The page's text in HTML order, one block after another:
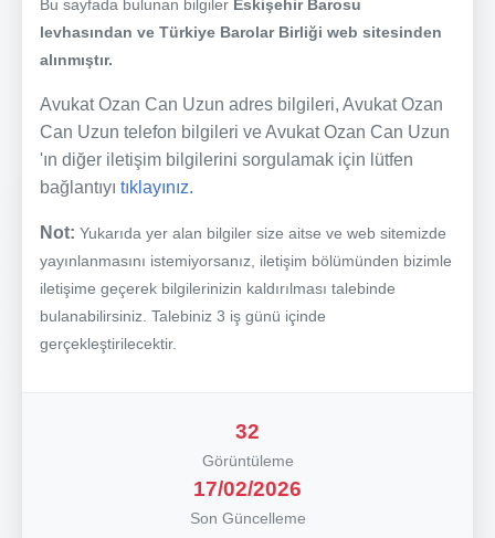
Bu sayfada bulunan bilgiler Eskişehir Barosu
levhasından ve Türkiye Barolar Birliği web sitesinden
alınmıştır.
Avukat Ozan Can Uzun adres bilgileri, Avukat Ozan
Can Uzun telefon bilgileri ve Avukat Ozan Can Uzun
'ın diğer iletişim bilgilerini sorgulamak için lütfen
bağlantıyı tıklayınız.
Not: Yukarıda yer alan bilgiler size aitse ve web sitemizde
yayınlanmasını istemiyorsanız, iletişim bölümünden bizimle
iletişime geçerek bilgilerinizin kaldırılması talebinde
bulanabilirsiniz. Talebiniz 3 iş günü içinde
gerçekleştirilecektir.
32
Görüntüleme
17/02/2026
Son Güncelleme